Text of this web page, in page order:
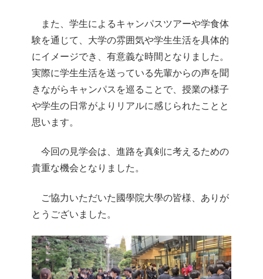
​ また、学生によるキャンパスツアーや学食体
験を通じて、大学の雰囲気や学生生活を具体的
にイメージでき、有意義な時間となりました。​
実際に学生生活を送っている先輩からの声を聞
きながらキャンパスを巡ることで、授業の様子
や学生の日常がよりリアルに感じられたことと
思います。
​ 今回の見学会は、進路を真剣に考えるための
貴重な機会となりました。
​ ご協力いただいた國學院大學の皆様、ありが
とうございました。